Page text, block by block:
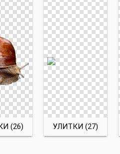
(26) УЛИТКИ (27)